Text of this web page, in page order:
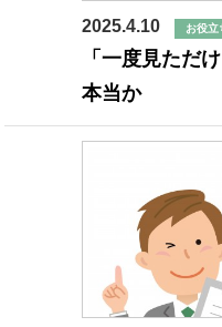
2025.4.10 お役立
「一度見ただ
本当か